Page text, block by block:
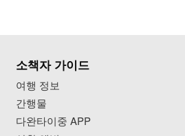
소책자 가이드
여행 정보
간행물
다완타이중 APP